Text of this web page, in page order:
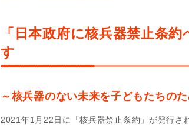
「日本政府に核兵器禁止条
す
～核兵器のない未来を子どもたちのた
2021年1月22日に「核兵器禁止条約」が発行さ